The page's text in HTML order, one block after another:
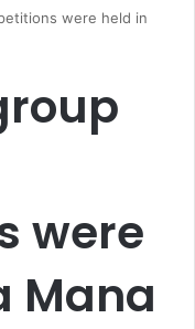
were held in
were
Mana